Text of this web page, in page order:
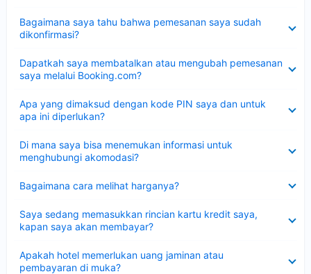
Bagaimana saya tahu bahwa pemesanan saya sudah
dikonfirmasi?
Dapatkah saya membatalkan atau mengubah pemesanan
saya melalui Booking.com?
Apa yang dimaksud dengan kode PIN saya dan untuk
apa ini diperlukan?
Di mana saya bisa menemukan informasi untuk
menghubungi akomodasi?
Bagaimana cara melihat harganya?
Saya sedang memasukkan rincian kartu kredit saya,
kapan saya akan membayar?
Apakah hotel memerlukan uang jaminan atau
pembayaran di muka?